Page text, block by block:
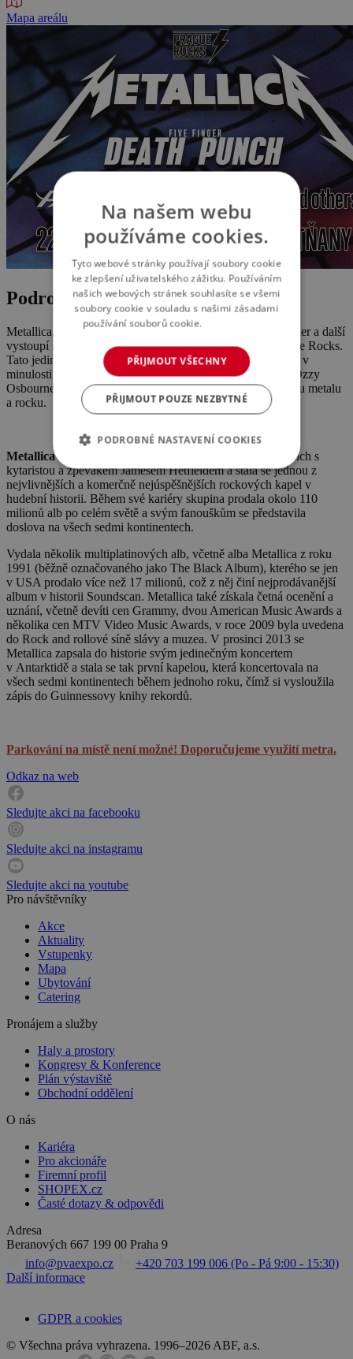
Mapa areálu
Podrobnosti o akci
Metallica, Five Finger Death Punch, Red Fang, Steel Panther a další
vystoupí na již třetím ročníku jednodenního festivalu Prague Rocks.
Tato jedinečná akce ve střední a východní Evropě, na které v
minulosti vystoupili například Kiss, ZZ Top nebo zpěvák Ozzy
Osbourne, přivítá návštěvníky v létě 2022 pořádnou dávkou metalu
a rocku.
Metallicavznikla v roce 1981, založili ji bubeník Lars Ulrich s
kytaristou a zpěvákem Jamesem Hetfieldem a stala se jednou z
nejvlivnějších a komerčně nejúspěšnějších rockových kapel v
hudební historii. Během své kariéry skupina prodala okolo 110
milionů alb po celém světě a svým fanouškům se představila
doslova na všech sedmi kontinentech.
Vydala několik multiplatinových alb, včetně alba Metallica z roku
1991 (běžně označovaného jako The Black Album), kterého se jen
v USA prodalo více než 17 milionů, což z něj činí nejprodávanější
album v historii Soundscan. Metallica také získala četná ocenění a
uznání, včetně devíti cen Grammy, dvou American Music Awards a
několika cen MTV Video Music Awards, v roce 2009 byla uvedena
do Rock and rollové síně slávy a muzea. V prosinci 2013 se
Metallica zapsala do historie svým jedinečným koncertem
v Antarktidě a stala se tak první kapelou, která koncertovala na
všech sedmi kontinentech během jednoho roku, čímž si vysloužila
zápis do Guinnessovy knihy rekordů.
Parkování na místě není možné! Doporučujeme využití metra.
Odkaz na web
Sledujte akci na facebooku
Sledujte akci na instagramu
Sledujte akci na youtube
Pro návštěvníky
Akce
Aktuality
Vstupenky
Mapa
Ubytování
Catering
Pronájem a služby
Haly a prostory
Kongresy & Konference
Plán výstaviště
Obchodní oddělení
O nás
Kariéra
Pro akcionáře
Firemní profil
SHOPEX.cz
Časté dotazy & odpovědi
Adresa
Beranových 667 199 00 Praha 9
info@pvaexpo.cz
+420 703 199 006 (Po - Pá 9:00 - 15:30)
Další informace
GDPR a cookies
© Všechna práva vyhrazena. 1996–2026 ABF, a.s.
Na našem webu
používáme cookies.
Tyto webové stránky používají soubory cookie
ke zlepšení uživatelského zážitku. Používáním
našich webových stránek souhlasíte se všemi
soubory cookie v souladu s našimi zásadami
používání souborů cookie.
PŘIJMOUT VŠECHNY
PŘIJMOUT POUZE NEZBYTNÉ
PODROBNÉ NASTAVENÍ COOKIES